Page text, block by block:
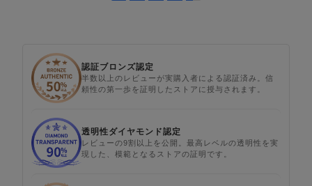
認証ブロンズ認定
半数以上のレビューが実購入者による認証済み。信
頼性の第一歩を証明したストアに授与されます。
透明性ダイヤモンド認定
レビューの9割以上を公開。最高レベルの透明性を実
現した、模範となるストアの証明です。